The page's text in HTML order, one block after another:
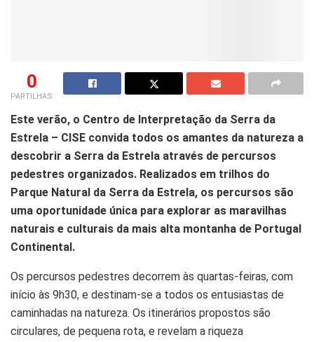
0
PARTILHAS
Este verão, o Centro de Interpretação da Serra da
Estrela – CISE convida todos os amantes da natureza a
descobrir a Serra da Estrela através de percursos
pedestres organizados. Realizados em trilhos do
Parque Natural da Serra da Estrela, os percursos são
uma oportunidade única para explorar as maravilhas
naturais e culturais da mais alta montanha de Portugal
Continental.
Os percursos pedestres decorrem às quartas-feiras, com
início às 9h30, e destinam-se a todos os entusiastas de
caminhadas na natureza. Os itinerários propostos são
circulares, de pequena rota, e revelam a riqueza